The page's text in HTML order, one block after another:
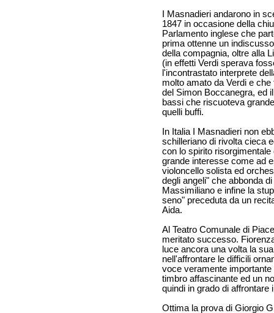
I Masnadieri andarono in
1847 in occasione della
Parlamento inglese che
prima ottenne un
della compagnia, oltre alla
(in effetti Verdi sperava
l'incontrastato interprete
molto amato da Verdi e
del Simon Boccanegra, ed
bassi che riscuoteva
quelli buffi.
In Italia I Masnadieri non
schilleriano di rivolta cieca
con lo spirito
grande interesse come ad
violoncello solista ed
degli angeli" che abbonda
Massimiliano e infine la
seno" preceduta da un
Aida.
Al Teatro Comunale di
meritato successo.
luce ancora una volta la
nell'affrontare le difficili
voce veramente
timbro affascinante ed un
quindi in grado di affrontare
Ottima la prova di Giorgio